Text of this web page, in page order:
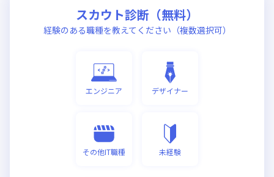
スカウト診断（無料）
経験のある職種を教えてください（複数選択可）
エンジニア デザイナー
その他IT職種 未経験